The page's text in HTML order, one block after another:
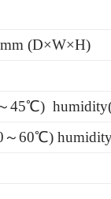
(D×W×H)
45℃)
～60℃)